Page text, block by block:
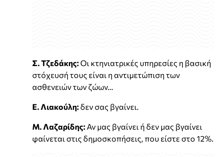
Σ. Τζεδάκης:Οι κτηνιατρικές υπηρεσίες η βασική
στόχευσή τους είναι η αντιμετώπιση των
ασθενειών των ζώων…
Ε. Λιακούλη:δεν σας βγαίνει.
Μ. Λαζαρίδης: Αν μας βγαίνει ή δεν μας βγαίνει
φαίνεται στις δημοσκοπήσεις, που είστε στο 12%.